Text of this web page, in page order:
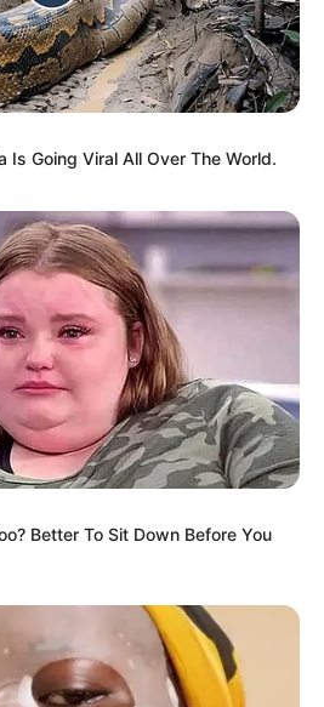
Is Going Viral All Over The World.
Better To Sit Down Before You